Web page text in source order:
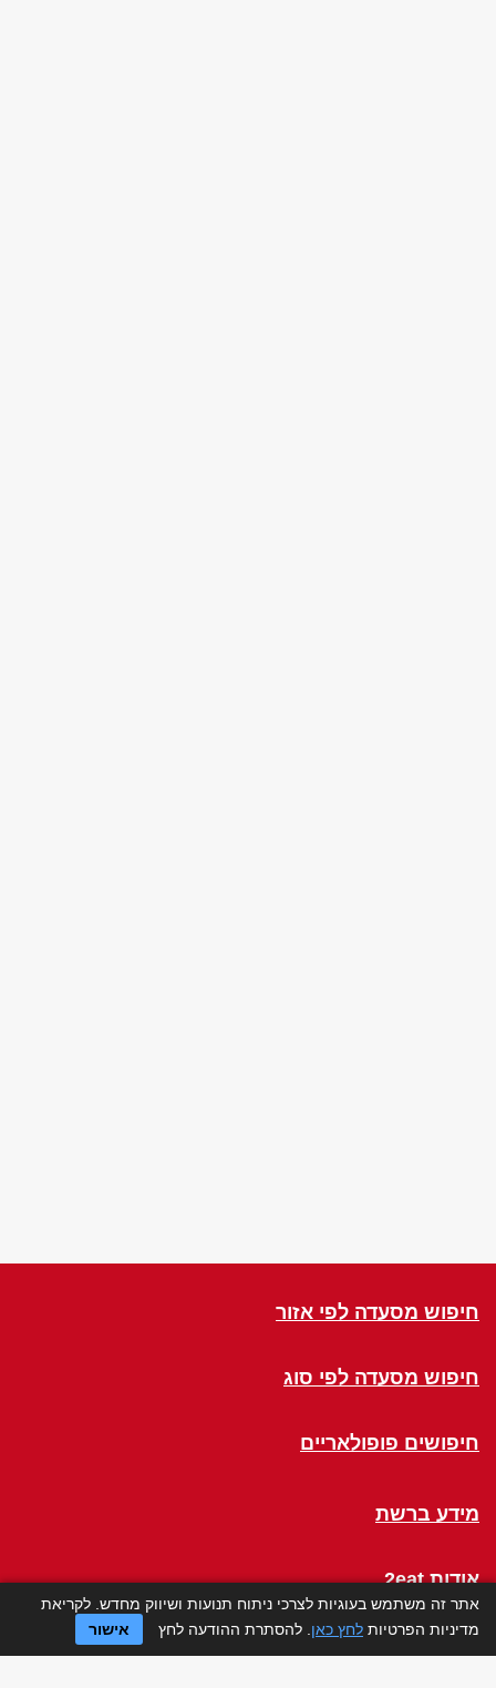
חיפוש מסעדה לפי אזור
חיפוש מסעדה לפי סוג
חיפושים פופולאריים
מידע ברשת
אודות 2eat
Click a Table
אתר זה משתמש בעוגיות לצרכי ניתוח תנועות ושיווק מחדש. לקריאת
מדיניות הפרטיות לחץ כאן . להסתרת ההודעה לחץ אישור